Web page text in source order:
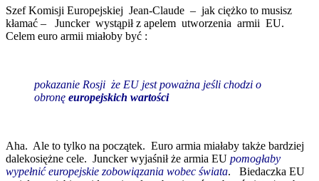
Szef Komisji Europejskiej Jean-Claude – jak ciężko to musisz
kłamać – Juncker wystąpił z apelem utworzenia armii EU.
Celem euro armii miałoby być :
pokazanie Rosji że EU jest poważna jeśli chodzi o
obronę europejskich wartości
Aha. Ale to tylko na początek. Euro armia miałaby także bardziej
dalekosiężne cele. Juncker wyjaśnił że armia EU pomogłaby
wypełnić europejskie zobowiązania wobec świata. Biedaczka EU